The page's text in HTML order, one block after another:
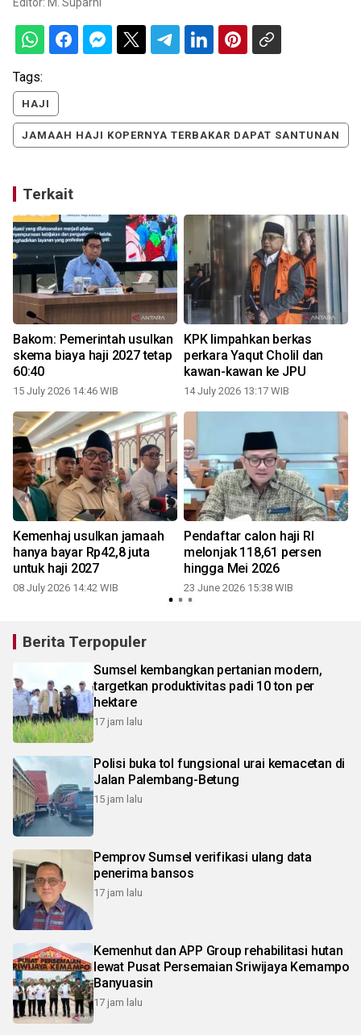
Tags:
HAJI
JAMAAH HAJI KOPERNYA TERBAKAR DAPAT SANTUNAN
Terkait
Bakom: Pemerintah usulkan
skema biaya haji 2027 tetap
60:40
15 July 2026 14:46 WIB
KPK limpahkan berkas
perkara Yaqut Cholil dan
kawan-kawan ke JPU
14 July 2026 13:17 WIB
Kemenhaj usulkan jamaah
hanya bayar Rp42,8 juta
untuk haji 2027
08 July 2026 14:42 WIB
Pendaftar calon haji RI
melonjak 118,61 persen
hingga Mei 2026
23 June 2026 15:38 WIB
Berita Terpopuler
Sumsel kembangkan pertanian modern,
targetkan produktivitas padi 10 ton per
hektare
17 jam lalu
Polisi buka tol fungsional urai kemacetan di
Jalan Palembang-Betung
15 jam lalu
Pemprov Sumsel verifikasi ulang data
penerima bansos
17 jam lalu
Kemenhut dan APP Group rehabilitasi hutan
lewat Pusat Persemaian Sriwijaya Kemampo
Banyuasin
17 jam lalu